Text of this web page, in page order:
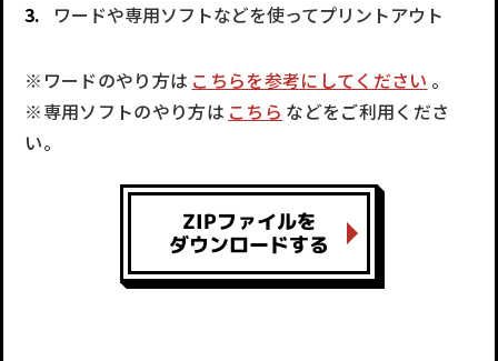
ワードや専用ソフトなどを使ってプリントアウト
※ワードのやり方は こちらを参考にしてください 。
※専用ソフトのやり方は こちら などをご利用くださ
い。
ZIPファイルを
ダウンロードする